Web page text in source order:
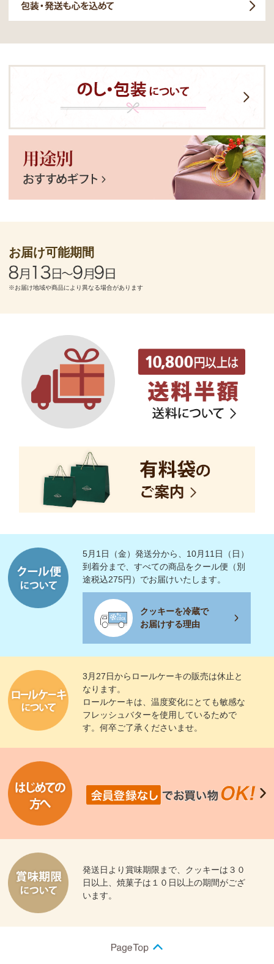
お届け可能期間
※お届け地域や商品により異なる場合があります
5月1日（金）発送分から、10月11日（日）
到着分まで、すべての商品をクール便（別
途税込275円）でお届けいたします。
クッキーを冷蔵で
お届けする理由
3月27日からロールケーキの販売は休止と
なります。
ロールケーキは、温度変化にとても敏感な
フレッシュバターを使用しているためで
す。何卒ご了承くださいませ。
発送日より賞味期限まで、クッキーは３０
日以上、焼菓子は１０日以上の期間がござ
います。